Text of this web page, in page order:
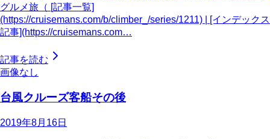
グルメ旅（ [記事一覧]
(https://cruisemans.com/b/climber_/series/1211) | [インデックス
記事](https://cruisemans.com…
記事を読む
画像なし
台風クルーズ客船その後
2019年8月16日